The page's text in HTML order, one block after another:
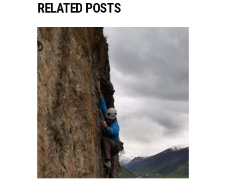
RELATED POSTS